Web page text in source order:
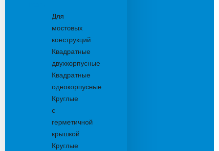
Для
мостовых
конструкций
Квадратные
двухкорпусные
Квадратные
однокорпусные
Круглые
с
герметичной
крышкой
Круглые